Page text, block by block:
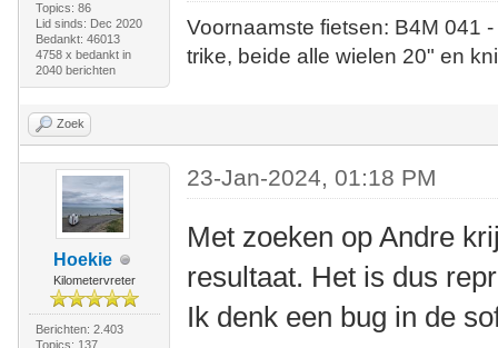
Topics: 86
Lid sinds: Dec 2020
Bedankt: 46013
4758 x bedankt in
2040 berichten
Voornaamste fietsen: B4M
trike, beide alle wielen 20" en
Zoek
Hoekie
Kilometervreter
Berichten: 2.403
Topics: 137
23-Jan-2024, 01:18 PM
Met zoeken op Andre
resultaat. Het is dus
Ik denk een bug in de